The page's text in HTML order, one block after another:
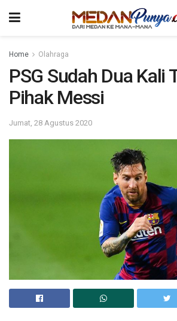
Home Olahraga
PSG Sudah Dua Kali
Pihak Messi
Jumat, 28 Agustus 2020